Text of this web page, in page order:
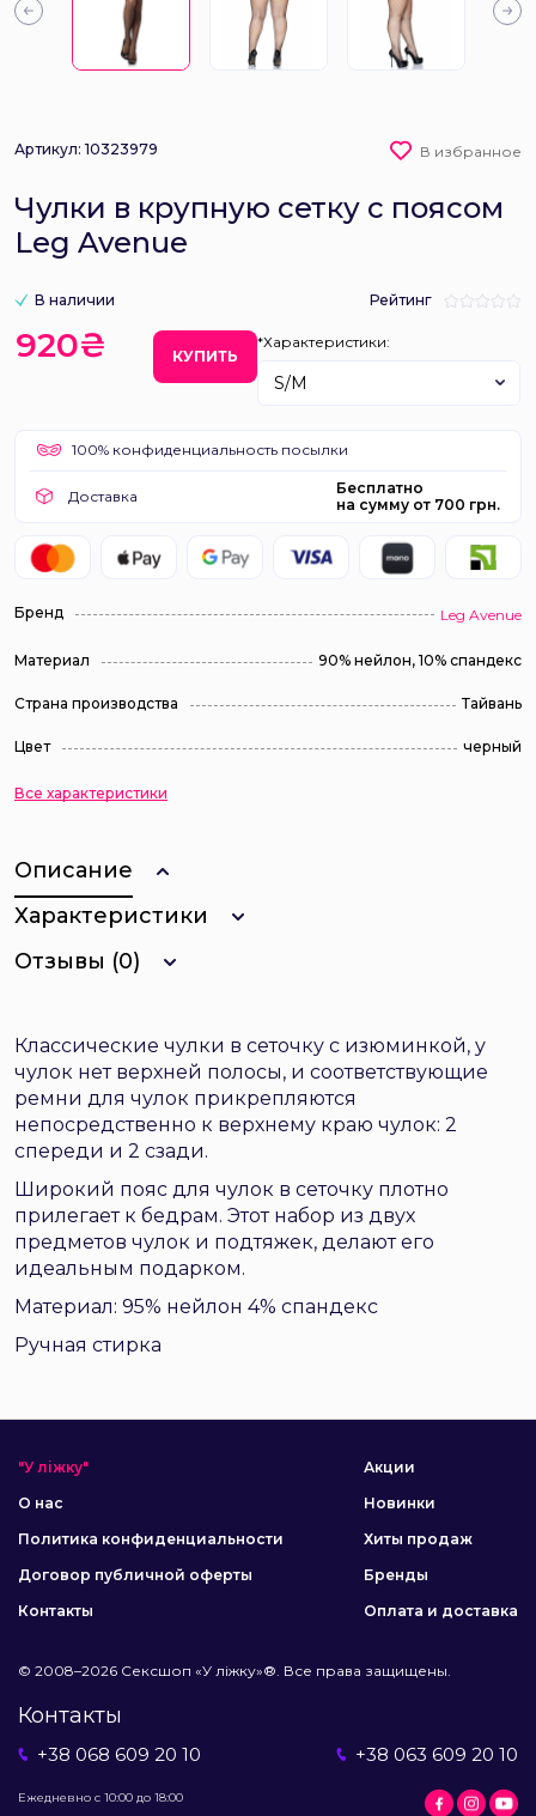
Артикул: 10323979 В избранное
Чулки в крупную сетку с поясом
Leg Avenue
В наличии Рейтинг
920₴ КУПИТЬ
*Характеристики:
S/M
100% конфиденциальность посылки
Доставка
Бесплатно
на сумму от 700 грн.
Бренд Leg Avenue
Материал 90% нейлон, 10% спандекс
Страна производства Тайвань
Цвет черный
Все характеристики
Описание
Характеристики
Отзывы (0)
Классические чулки в сеточку с изюминкой, у
чулок нет верхней полосы, и соответствующие
ремни для чулок прикрепляются
непосредственно к верхнему краю чулок: 2
спереди и 2 сзади.
Широкий пояс для чулок в сеточку плотно
прилегает к бедрам. Этот набор из двух
предметов чулок и подтяжек, делают его
идеальным подарком.
Материал: 95% нейлон 4% спандекс
Ручная стирка
"У ліжку"
О нас
Политика конфиденциальности
Договор публичной оферты
Контакты
Акции
Новинки
Хиты продаж
Бренды
Оплата и доставка
© 2008–2026 Сексшоп «У ліжку»®. Все права защищены.
Контакты
+38 068 609 20 10 +38 063 609 20 10
Ежедневно с 10:00 до 18:00